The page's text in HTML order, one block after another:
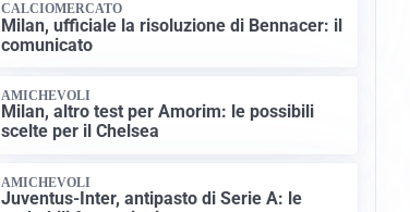
CALCIOMERCATO
Milan, ufficiale la risoluzione di Bennacer: il
comunicato
AMICHEVOLI
Milan, altro test per Amorim: le possibili
scelte per il Chelsea
AMICHEVOLI
Juventus-Inter, antipasto di Serie A: le